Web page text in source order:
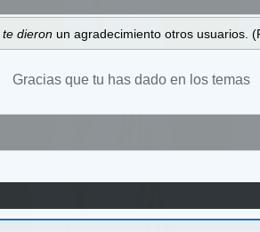
te dieron un agradecimiento otros usuarios.
Gracias que tu has dado en los temas